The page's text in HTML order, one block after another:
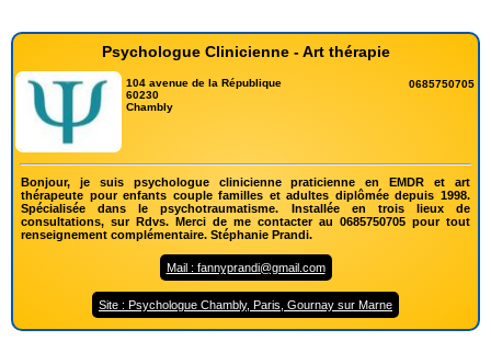
Psychologue Clinicienne - Art thérapie
104 avenue de la République
60230
Chambly
0685750705
Bonjour, je suis psychologue clinicienne praticienne en EMDR et art
thérapeute pour enfants couple familles et adultes diplômée depuis 1998.
Spécialisée dans le psychotraumatisme. Installée en trois lieux de
consultations, sur Rdvs. Merci de me contacter au 0685750705 pour tout
renseignement complémentaire. Stéphanie Prandi.
Mail : fannyprandi@gmail.com
Site : Psychologue Chambly, Paris, Gournay sur Marne